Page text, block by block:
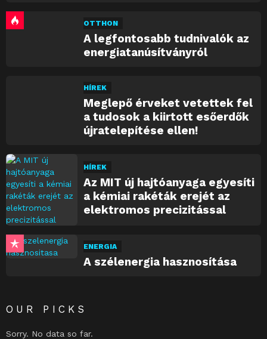
OTTHON
A legfontosabb tudnivalók az
energiatanúsítványról
HÍREK
Meglepő érveket vetettek fel
a tudosok a kiirtott esőerdők
újratelepítése ellen!
HÍREK
Az MIT új hajtóanyaga egyesíti
a kémiai rakéták erejét az
elektromos precizitással
ENERGIA
A szélenergia hasznosítása
OUR PICKS
Sorry. No data so far.